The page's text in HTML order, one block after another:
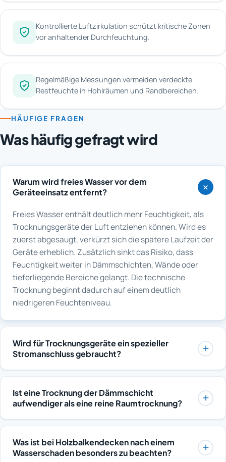
Kontrollierte Luftzirkulation schützt kritische Zonen
vor anhaltender Durchfeuchtung.
Regelmäßige Messungen vermeiden verdeckte
Restfeuchte in Hohlräumen und Randbereichen.
HÄUFIGE FRAGEN
Was häufig gefragt wird
Warum wird freies Wasser vor dem
Geräteeinsatz entfernt?
Freies Wasser enthält deutlich mehr Feuchtigkeit, als
Trocknungsgeräte der Luft entziehen können. Wird es
zuerst abgesaugt, verkürzt sich die spätere Laufzeit der
Geräte erheblich. Zusätzlich sinkt das Risiko, dass
Feuchtigkeit weiter in Dämmschichten, Wände oder
tieferliegende Bereiche gelangt. Die technische
Trocknung beginnt dadurch auf einem deutlich
niedrigeren Feuchteniveau.
Wird für Trocknungsgeräte ein spezieller
Stromanschluss gebraucht?
Üblicherweise reichen vorhandene
Haushaltssteckdosen aus, da moderne Entfeuchter und
Ventilatoren für normalen Hausstrom ausgelegt sind.
der gesamten Laufzeit verfügbar bleiben und nicht
durch andere starke Verbraucher überlastet werden.
Der Verbrauch wird per Zähler erfasst, damit er
Ist eine Trocknung der Dämmschicht
aufwendiger als eine reine Raumtrocknung?
In der Regel ja. Für die Trocknung der Dämmschicht sind
Bohrungen, Verschlauchung und zusätzliche Aggregate
nötig, außerdem ist die Laufzeit meist länger, weil
Was ist bei Holzbalkendecken nach einem
Wasserschaden besonders zu beachten?